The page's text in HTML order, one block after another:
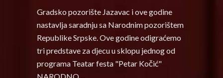
Gradsko pozorište Jazavac i ove godine
nastavlja saradnju sa Narodnim pozorištem
Republike Srpske. Ove godine odigraćemo
tri predstave za djecu u sklopu jednog od
programa Teatar festa "Petar Kočić"
NARODNO